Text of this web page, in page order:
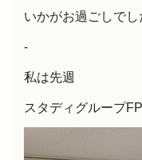
いかがお過ごしでし
-
私は先週
スタディグループ